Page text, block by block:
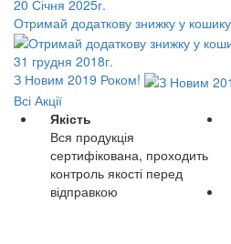
20 Січня 2025г.
Отримай додаткову знижку у
31 грудня 2018г.
З Новим 2019 Роком!
Всі Акції
Якість
Вся продукція
сертифікована, проходить
контроль якості перед
відправкою